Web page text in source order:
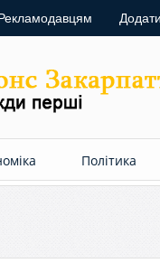
Політика